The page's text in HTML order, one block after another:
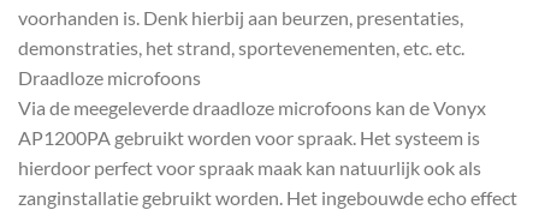
voorhanden is. Denk hierbij aan beurzen, presentaties,
demonstraties, het strand, sportevenementen, etc. etc.
Draadloze microfoons
Via de meegeleverde draadloze microfoons kan de Vonyx
AP1200PA gebruikt worden voor spraak. Het systeem is
hierdoor perfect voor spraak maak kan natuurlijk ook als
zanginstallatie gebruikt worden. Het ingebouwde echo effect